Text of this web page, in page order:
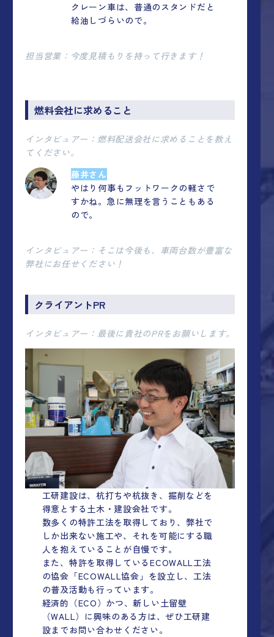
クレーン車は、普通のスタンドだと
給油しづらいので。
担当営業：今度見積もりを持って行きます！
燃料会社に求めること
インタビュアー：燃料配送会社に求めることを教え
てください。
藤井さん
やはり何事もフットワークの軽さで
すかね。急に無理を言うこともある
ので。
インタビュアー：そこは今後も、車両台数が豊富な
弊社にお任せください！
クライアントPR
インタビュアー：最後に貴社のPRをお願いします。
工研建設は、杭打ちや杭抜き、掘削などを
得意とする土木・建設会社です。
数多くの特許工法を取得しており、弊社で
しか出来ない施工や、それを可能にする職
人を抱えていることが自慢です。
また、特許を取得しているECOWALL工法
の協会「ECOWALL協会」を設立し、工法
の普及活動も行っています。
経済的（ECO）かつ、新しい土留壁
（WALL）に興味のある方は、ぜひ工研建
設までお問い合わせください。